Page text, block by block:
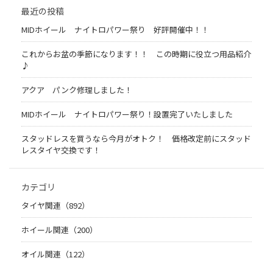
最近の投稿
MIDホイール ナイトロパワー祭り 好評開催中！！
これからお盆の季節になります！！ この時期に役立つ用品紹介
♪
アクア パンク修理しました！
MIDホイール ナイトロパワー祭り！設置完了いたしました
スタッドレスを買うなら今月がオトク！ 価格改定前にスタッド
レスタイヤ交換です！
カテゴリ
タイヤ関連（892）
ホイール関連（200）
オイル関連（122）